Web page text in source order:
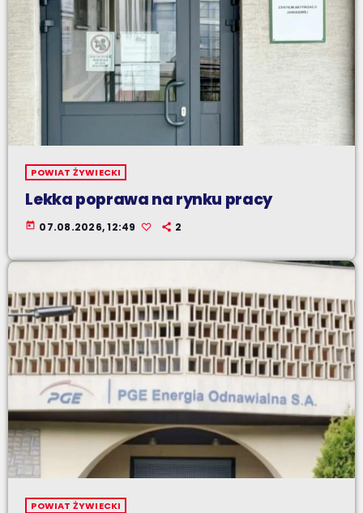
POWIAT ŻYWIECKI
Lekka poprawa na rynku pracy
today 07.08.2026, 12:49 2
POWIAT ŻYWIECKI